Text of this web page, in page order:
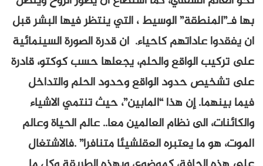
بها فـ”المنطقة” الوسيط ، التي ينتظر فيها البشر قبل
ان يفقدوا عاداتهم كاحياء. ان قدرة الصورة السينمائية
على تركيب الواقع والحلم، يجعلها حسب كوكتو، قادرة
على تشخيص حدود الواقع وحدود الحلم والتداخل
فيما بينهما. إن هذا “المابين”، حيث تنتمي الاشياء
والكائنات، الى نظام العالمين معا.. عالم الحياة وعالم
الموت، هو ما يعتبره العقلشيئا متنافرا” .فالاشتغال